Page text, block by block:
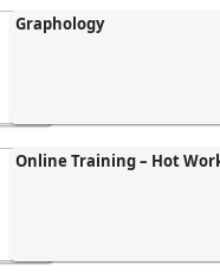
Graphology
Online Training – Hot